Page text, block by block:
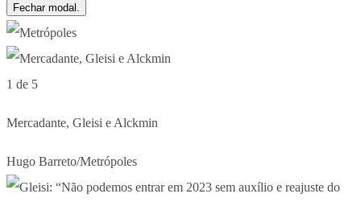
Fechar modal.
1 de 5
Mercadante, Gleisi e Alckmin
Hugo Barreto/Metrópoles